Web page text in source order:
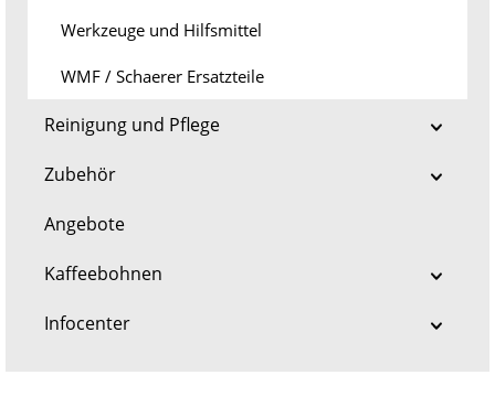
Werkzeuge und Hilfsmittel
WMF / Schaerer Ersatzteile
Reinigung und Pflege
Zubehör
Angebote
Kaffeebohnen
Infocenter